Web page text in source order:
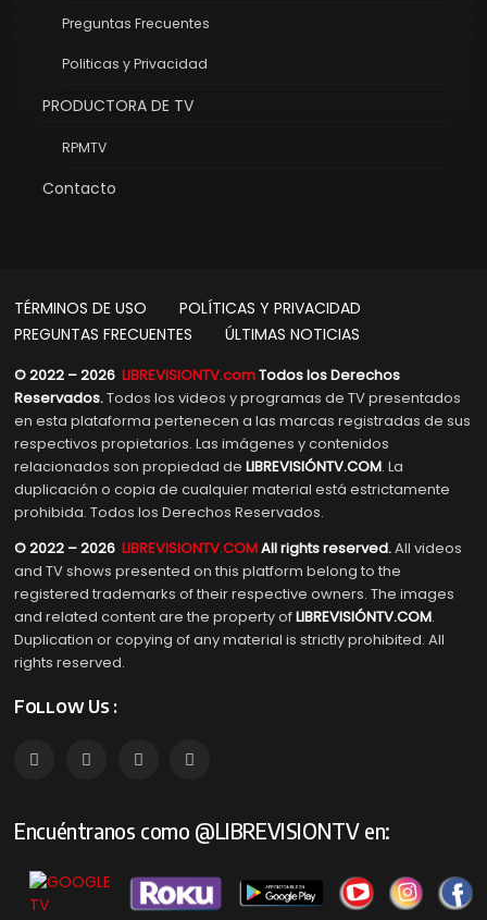
Preguntas Frecuentes
Politicas y Privacidad
PRODUCTORA DE TV
RPMTV
Contacto
TÉRMINOS DE USO
POLÍTICAS Y PRIVACIDAD
PREGUNTAS FRECUENTES
ÚLTIMAS NOTICIAS
© 2022 – 2026LIBREVISIONTV.comTodos los Derechos
Reservados.Todos los videos y programas de TV presentados
en esta plataforma pertenecen a las marcas registradas de sus
respectivos propietarios. Las imágenes y contenidos
relacionados son propiedad deLIBREVISIÓNTV.COM. La
duplicación o copia de cualquier material está estrictamente
prohibida. Todos los Derechos Reservados.
© 2022 – 2026LIBREVISIONTV.COMAll rights reserved.All videos
and TV shows presented on this platform belong to the
registered trademarks of their respective owners. The images
and related content are the property ofLIBREVISIÓNTV.COM.
Duplication or copying of any material is strictly prohibited. All
rights reserved.
Follow Us :
Encuéntranos como @LIBREVISIONTV en: